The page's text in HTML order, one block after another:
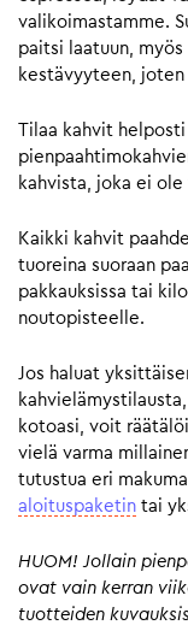
valikoimastamme.
paitsi laatuun,
kestävyyteen,
Tilaa kahvit
kahvista, joka ei ole
Kaikki kahvit
tuoreina suoraan
pakkauksissa tai
noutopisteelle.
Jos haluat
kotoasi, voit
vielä varma
tutustua eri
aloituspaketin tai
HUOM! Jollain
ovat vain kerran
tuotteiden